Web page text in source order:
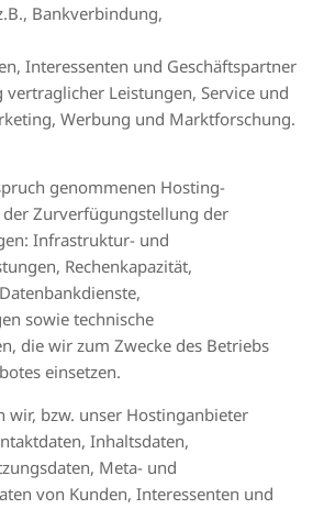
Bankverbindung,
Interessenten und Geschäftspartner
vertraglicher Leistungen, Service und
Werbung und Marktforschung.
genommenen Hosting-
Zurverfügungstellung der
Infrastruktur- und
Rechenkapazität,
sowie technische
die wir zum Zwecke des Betriebs
einsetzen.
wir, bzw. unser Hostinganbieter
Inhaltsdaten,
Meta- und
von Kunden, Interessenten und